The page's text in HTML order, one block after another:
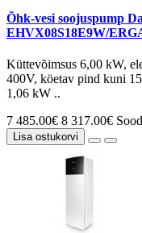
Õhk-vesi soojuspump
EHVX08S18E9W/
Küttevõimsus 6,00 kW,
400V, köetav pind kuni
1,06 kW ..
7 485.00€ 8 317.00€
Lisa ostukorvi